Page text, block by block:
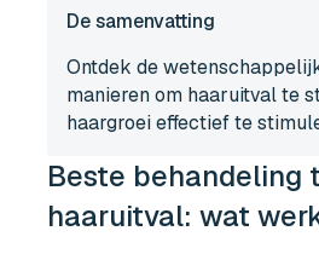
De samenvatting
Ontdek de
manieren om haaruitval te
haargroei effectief te
Beste behandeling
haaruitval: wat